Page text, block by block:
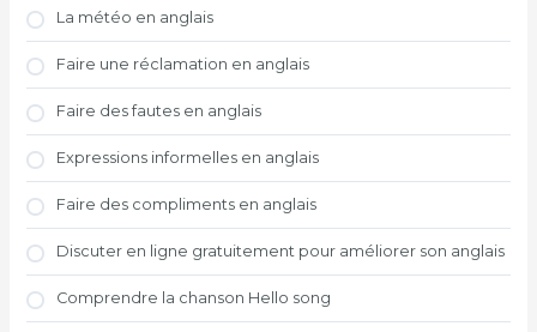
La météo en anglais
Faire une réclamation en anglais
Faire des fautes en anglais
Expressions informelles en anglais
Faire des compliments en anglais
Discuter en ligne gratuitement pour améliorer son anglais
Comprendre la chanson Hello song